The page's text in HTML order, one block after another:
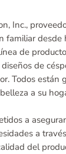
Inc.,
familiar desde
de
de
Todos están
a su
a
a
del